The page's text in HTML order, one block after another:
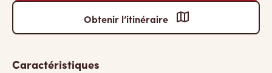
Obtenir l’itinéraire
Caractéristiques